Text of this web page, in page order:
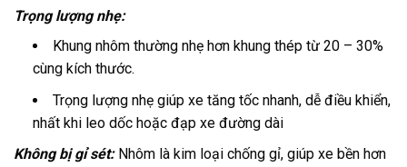
Trọng lượng nhẹ:
Khung nhôm thường nhẹ hơn khung thép từ 20 – 30%
cùng kích thước.
Trọng lượng nhẹ giúp xe tăng tốc nhanh, dễ điều khiển,
nhất khi leo dốc hoặc đạp xe đường dài
Không bị gỉ sét:Nhôm là kim loại chống gỉ, giúp xe bền hơn